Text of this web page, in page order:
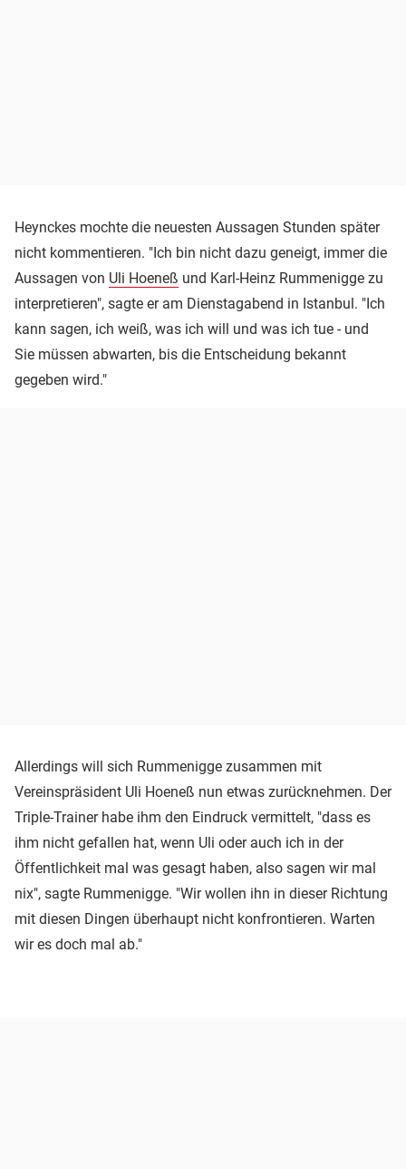
Heynckes mochte die neuesten Aussagen Stunden später
nicht kommentieren. "Ich bin nicht dazu geneigt, immer die
Aussagen von Uli Hoeneß und Karl-Heinz Rummenigge zu
interpretieren", sagte er am Dienstagabend in Istanbul. "Ich
kann sagen, ich weiß, was ich will und was ich tue - und
Sie müssen abwarten, bis die Entscheidung bekannt
gegeben wird."
Allerdings will sich Rummenigge zusammen mit
Vereinspräsident Uli Hoeneß nun etwas zurücknehmen. Der
Triple-Trainer habe ihm den Eindruck vermittelt, "dass es
ihm nicht gefallen hat, wenn Uli oder auch ich in der
Öffentlichkeit mal was gesagt haben, also sagen wir mal
nix", sagte Rummenigge. "Wir wollen ihn in dieser Richtung
mit diesen Dingen überhaupt nicht konfrontieren. Warten
wir es doch mal ab."